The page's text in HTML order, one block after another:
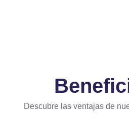
Descubre las ventajas de